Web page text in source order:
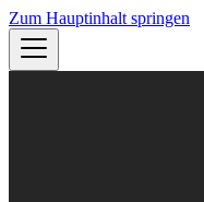
Zum Hauptinhalt springen